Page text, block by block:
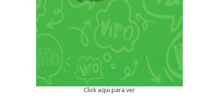
Click aqui para ver